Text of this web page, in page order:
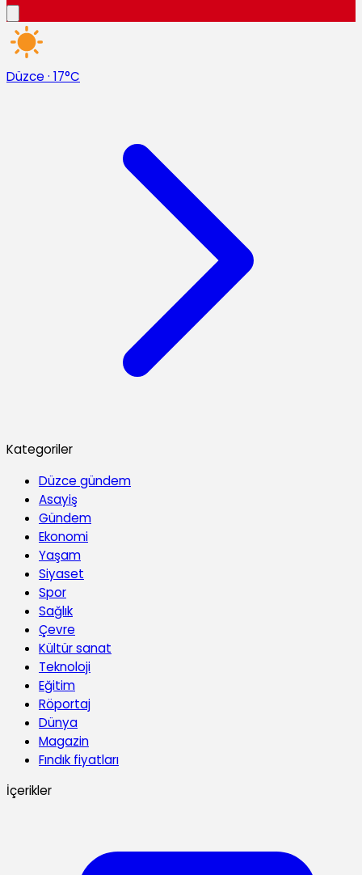
Düzce · 17°C
Kategoriler
Düzce gündem
Asayiş
Gündem
Ekonomi
Yaşam
Siyaset
Spor
Sağlık
Çevre
Kültür sanat
Teknoloji
Eğitim
Röportaj
Dünya
Magazin
Fındık fiyatları
İçerikler